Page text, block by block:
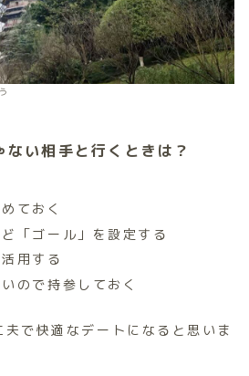
い相手と行くときは？
ておく
「ゴール」を設定する
用する
ので持参しておく
で快適なデートになると思いま